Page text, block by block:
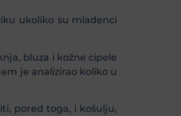
ukoliko su mladenci
bluza i kožne cipele
je analizirao koliko u
pored toga, i košulju,